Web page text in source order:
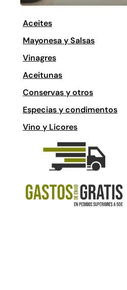
Aceites
Mayonesa y Salsas
Vinagres
Aceitunas
Conservas y otros
Especias y condimentos
Vino y Licores